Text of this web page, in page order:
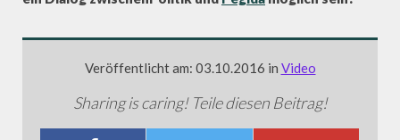
Veröffentlicht am: 03.10.2016 in Video
Sharing is caring! Teile diesen Beitrag!